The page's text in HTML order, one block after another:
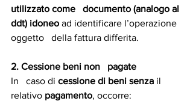
utilizzato come   documento (analogo al
ddt) idoneo ad identificare l’operazione
oggetto   della fattura differita.
2. Cessione beni non   pagate
In   caso di cessione di beni senza il
relativo pagamento, occorre: